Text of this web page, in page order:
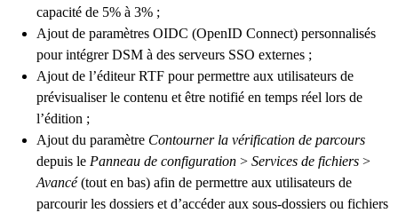
capacité de 5% à 3% ;
Ajout de paramètres OIDC (OpenID Connect) personnalisés
pour intégrer DSM à des serveurs SSO externes ;
Ajout de l’éditeur RTF pour permettre aux utilisateurs de
prévisualiser le contenu et être notifié en temps réel lors de
l’édition ;
Ajout du paramètre Contourner la vérification de parcours
depuis le Panneau de configuration > Services de fichiers >
Avancé(tout en bas) afin de permettre aux utilisateurs de
parcourir les dossiers et d’accéder aux sous-dossiers ou fichiers